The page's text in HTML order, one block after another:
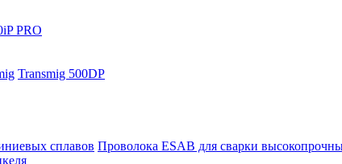
PRO
Transmig 500DP
сплавов Проволока ESAB для сварки